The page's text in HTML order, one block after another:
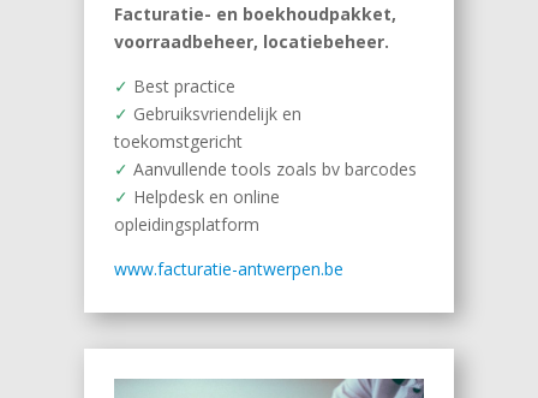
Facturatie- en boekhoudpakket,
voorraadbeheer, locatiebeheer.
✓ Best practice
✓ Gebruiksvriendelijk en
toekomstgericht
✓ Aanvullende tools zoals bv barcodes
✓ Helpdesk en online
opleidingsplatform
www.facturatie-antwerpen.be